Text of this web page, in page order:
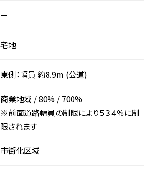
－
宅地
東側：幅員 約8.9m (公道)
商業地域 /80% / 700%
※前面道路幅員の制限により５３４％に制
限されます
市街化区域